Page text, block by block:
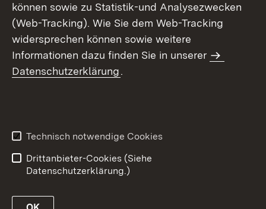
können sowie zu Statistik-und Analysezwecken
(Web-Tracking). Wie Sie dem Web-Tracking
widersprechen können sowie weitere
Informationen dazu finden Sie in unserer
Datenschutzerklärung.
Technisch notwendige Cookies
Drittanbieter-Cookies (Siehe
Datenschutzerklärung.)